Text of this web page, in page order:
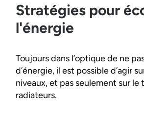
Stratégies pour
l'énergie
Toujours dans l’optique de ne
d’énergie, il est possible d’agir
niveaux, et pas seulement sur
radiateurs.